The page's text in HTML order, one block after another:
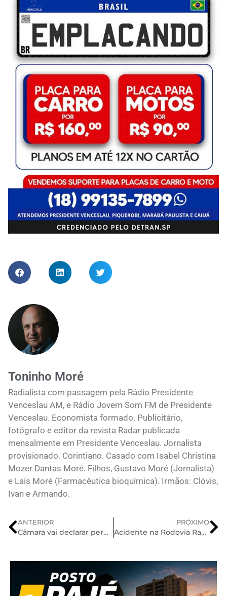
Toninho Moré
Radialista com passagem pela Rádio Presidente
Venceslau AM, e Rádio Jovem Som FM de Presidente
Venceslau. Economista formado. Publicitário,
fotógrafo e editor da revista Radar publicada
mensalmente em Presidente Venceslau. Jornalista
provisionado. Corintiano. Casado com Isabel Christina
Mozer Dantas Moré. Filhos, Gustavo Moré (Jornalista)
e Laís Moré (Farmacêutica bioquímica). Irmãos: Clóvis,
Ivan e Armando.
ANTERIOR
Câmara vai declarar perda do mandato de Carla Zambelli, diz Motta
PRÓXIMO
Acidente na Rodovia Raposo Tavares